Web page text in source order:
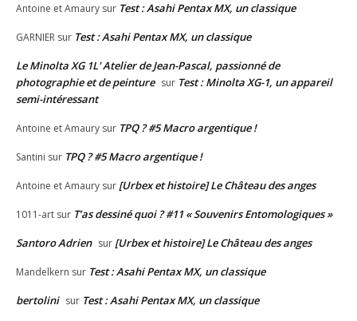
Antoine et Amaury sur Test : Asahi Pentax MX, un classique
GARNIER sur Test : Asahi Pentax MX, un classique
Le Minolta XG 1L' Atelier de Jean-Pascal, passionné de
photographie et de peinture sur Test : Minolta XG-1, un appareil
semi-intéressant
Antoine et Amaury sur TPQ ? #5 Macro argentique !
Santini sur TPQ ? #5 Macro argentique !
Antoine et Amaury sur [Urbex et histoire] Le Château des anges
1011-art sur T’as dessiné quoi ? #11 « Souvenirs Entomologiques »
Santoro Adrien sur [Urbex et histoire] Le Château des anges
Mandelkern sur Test : Asahi Pentax MX, un classique
bertolini sur Test : Asahi Pentax MX, un classique